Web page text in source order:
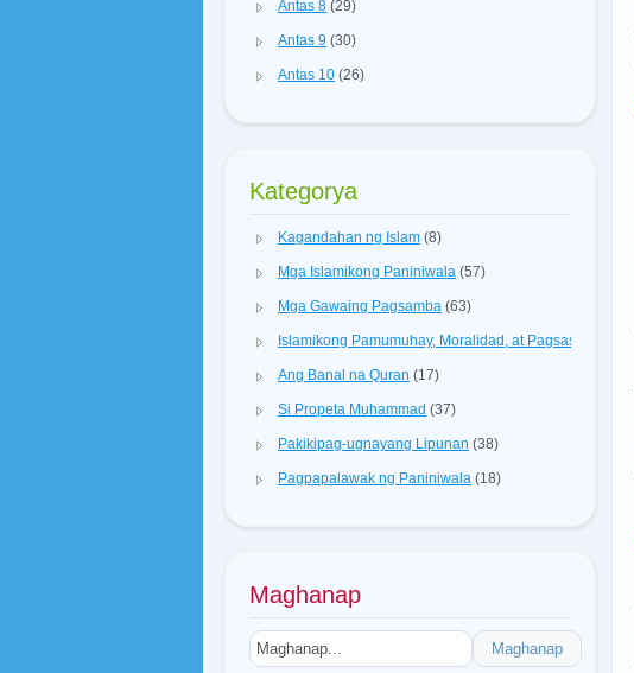
Antas 8 (29)
Antas 9 (30)
Antas 10 (26)
Kategorya
Kagandahan ng Islam (8)
Mga Islamikong Paniniwala (57)
Mga Gawaing Pagsamba (63)
Islamikong Pamumuhay, Moralidad, at Pagsasagawa
Ang Banal na Quran (17)
Si Propeta Muhammad (37)
Pakikipag-ugnayang Lipunan (38)
Pagpapalawak ng Paniniwala (18)
Maghanap
Maghanap